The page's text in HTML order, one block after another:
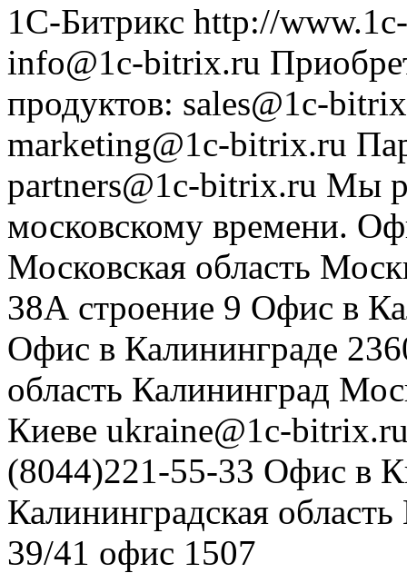
1С-Битрикс http://
info@1c-bitrix.ru
продуктов: sales@1c-
marketing@1c-bitrix.ru
partners@1c-bitrix.ru Мы
московскому времени.
Московская область
38А строение 9 Офис в
Офис в Калининграде
область Калининград
Киеве ukraine@1c-
(8044)221-55-33 Офис в
Калининградская область
39/41 офис 1507